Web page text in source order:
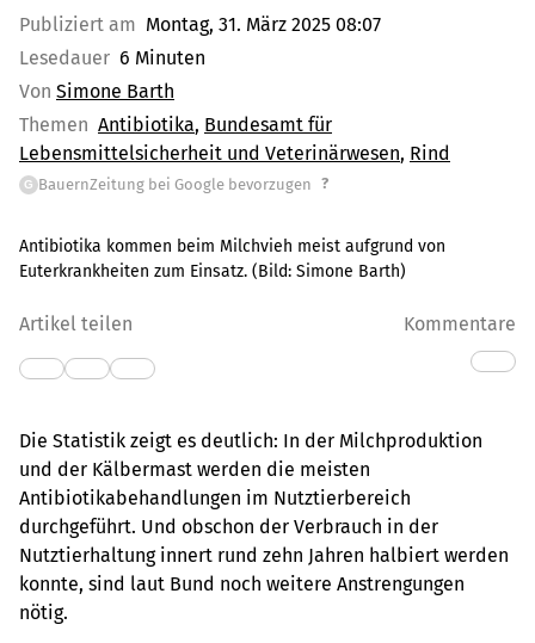
Publiziert am Montag, 31. März 2025 08:07
Lesedauer 6 Minuten
Von Simone Barth
Themen Antibiotika Bundesamt für
Lebensmittelsicherheit und Veterinärwesen Rind
G BauernZeitung bei Google bevorzugen ?
Antibiotika kommen beim Milchvieh meist aufgrund von
Euterkrankheiten zum Einsatz. (Bild: Simone Barth)
Artikel teilen Kommentare
Die Statistik zeigt es deutlich: In der Milchproduktion
und der Kälbermast werden die meisten
Antibiotikabehandlungen im Nutztierbereich
durchgeführt. Und obschon der Verbrauch in der
Nutztierhaltung innert rund zehn Jahren halbiert werden
konnte, sind laut Bund noch weitere Anstrengungen
nötig.